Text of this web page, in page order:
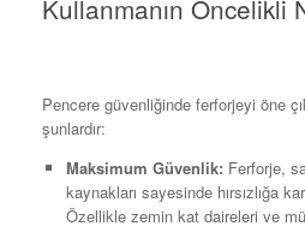
Kullanmanın Öncelikli
Pencere güvenliğinde ferforjeyi öne
şunlardır:
Maksimum Güvenlik: Ferforje,
kaynakları sayesinde hırsızlığa
Özellikle zemin kat daireleri ve